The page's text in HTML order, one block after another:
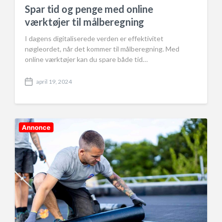
Spar tid og penge med online
værktøjer til målberegning
I dagens digitaliserede verden er effektivitet
nøgleordet, når det kommer til målberegning. Med
online værktøjer kan du spare både tid…
P
s
d
a
t
e
april 19, 2024
Annonce